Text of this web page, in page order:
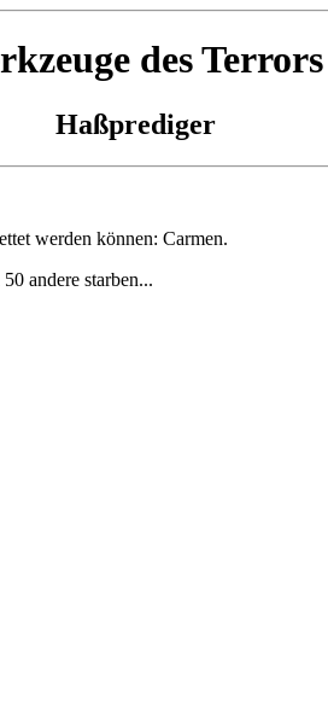
des Terrors
Haßprediger
werden können: Carmen.
andere starben...